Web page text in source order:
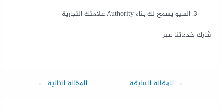
السيو يسمح لك بناء Authority علامتك التجارية
شارك خدماتنا عبر
→ المقالة السابقة المقالة التالية ←